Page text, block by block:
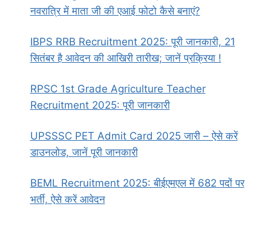
नवरात्रि में माता जी की एआई फोटो कैसे बनाएं?
IBPS RRB Recruitment 2025: पूरी जानकारी, 21
सितंबर है आवेदन की आखिरी तारीख; जानें प्रक्रिया !
RPSC 1st Grade Agriculture Teacher
Recruitment 2025: पूरी जानकारी
UPSSSC PET Admit Card 2025 जारी – ऐसे करें
डाउनलोड, जानें पूरी जानकारी
BEML Recruitment 2025: बीईएमएल में 682 पदों पर
भर्ती, ऐसे करें आवेदन